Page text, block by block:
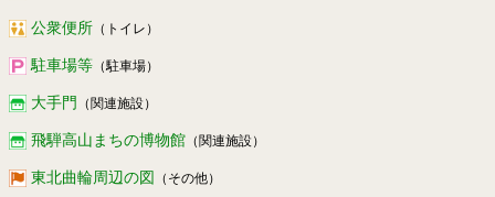
公衆便所 （トイレ）
駐車場等 （駐車場）
大手門 （関連施設）
飛騨高山まちの博物館 （関連施設）
東北曲輪周辺の図 （その他）